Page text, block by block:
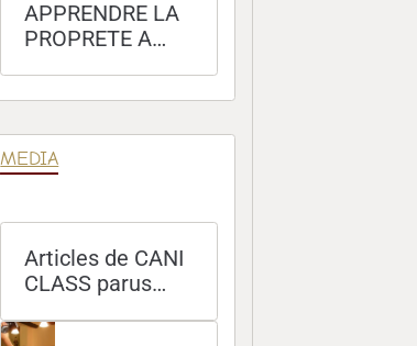
APPRENDRE LA
PROPRETE A
MEDIA
Articles de CANI
CLASS parus
magazines